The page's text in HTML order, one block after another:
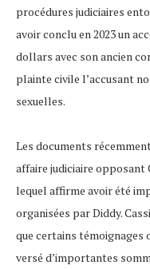
procédures judiciaires
avoir conclu en 2023 un
dollars avec son ancien
plainte civile l’accusant
sexuelles.
Les documents
affaire judiciaire opposant
lequel affirme avoir été
organisées par Diddy.
que certains témoignages
versé d’importantes